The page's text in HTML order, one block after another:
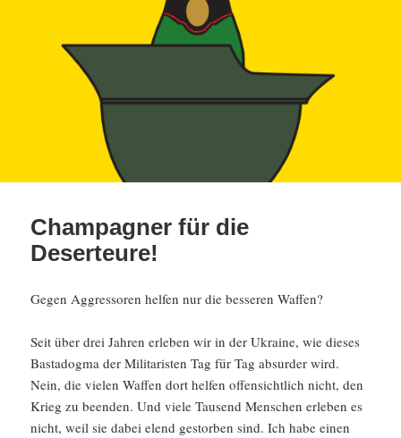
Champagner für die
Deserteure!
Gegen Aggres­soren helfen nur die besseren Waffen?
Seit über drei Jahren erleben wir in der Ukraine, wie dieses
Basta­dogma der Milita­risten Tag für Tag absurder wird.
Nein, die vielen Waffen dort helfen offen­sicht­lich nicht, den
Krieg zu beenden. Und viele Tausend Menschen erleben es
nicht, weil sie dabei elend gestorben sind. Ich habe einen